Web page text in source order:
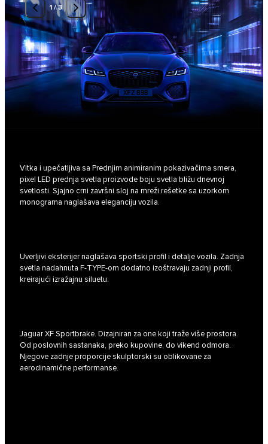
1/3
Vitka i upečatljiva sa Prednjim animiranim pokazivačima smera,
pixel LED prednja svetla proizvode boju svetla bližu dnevnoj
svetlosti. Sjajno crni završni sloj na mreži rešetke sa uzorkom
monograma naglašava eleganciju vozila.
Uverljivi eksterijer naglašava sportski profil i detalje vozila. Zadnja
svetla nadahnuta F-TYPE-om dodatno izoštravaju zadnji profil,
kreirajući izražajnu siluetu.
Jaguar XF Sportbrake. Dizajniran za one koji traže više prostora.
Od poslovnih sastanaka, preko kupovine, do vikend odmora.
Njegove zadnje proporcije skulptorski su oblikovane za
aerodinamične performanse.